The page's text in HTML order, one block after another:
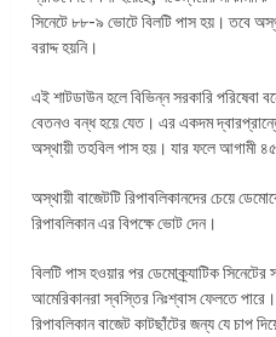
সিনেটে ৮৮-৯ ভোটে বিলটি পাস হয়। তবে
বরাদ্দ হয়নি।
এই শাটডাউন হলে বিভিন্ন সরকারি পরিষেবা
বেতনও বন্ধ হয়ে যেত। এর একদম
অস্থায়ী তহবিল পাস হয়। যার ফলে আগামী
অস্থায়ী বাজেটটি রিপাবলিকানদের চেয়ে
রিপাবলিকান এর বিপক্ষে ভোট দেন।
বিলটি পাস হওয়ার পর ডেমোক্র্যাটিক সিনেটের
আমেরিকানরা স্বস্তির নিঃশ্বাস ফেলতে
রিপাবলিকান বাজেট কাটছাঁটের জন্য যে চাপ